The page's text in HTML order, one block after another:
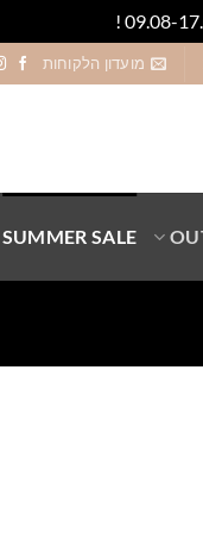
מועדון הלקוחות
SUMMER SALE